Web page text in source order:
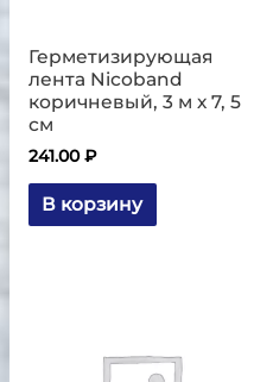
Герметизирующая
лента Nicoband
коричневый, 3 м х 7, 5
см
241.00₽
В корзину